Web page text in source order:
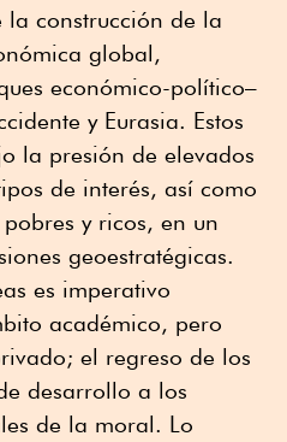
la construcción de la
global,
económico-político–
y Eurasia. Estos
la presión de elevados
de interés, así como
y ricos, en un
geoestratégicas.
es imperativo
académico, pero
el regreso de los
desarrollo a los
de la moral. Lo